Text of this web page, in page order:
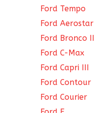
Ford Tempo
Ford Aerostar
Ford Bronco II
Ford C-Max
Ford Capri III
Ford Contour
Ford Courier